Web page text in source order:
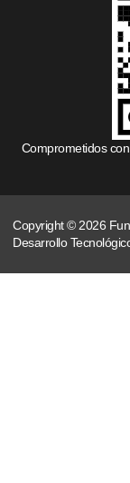
Comprometidos
Copyright © 2026
Desarrollo